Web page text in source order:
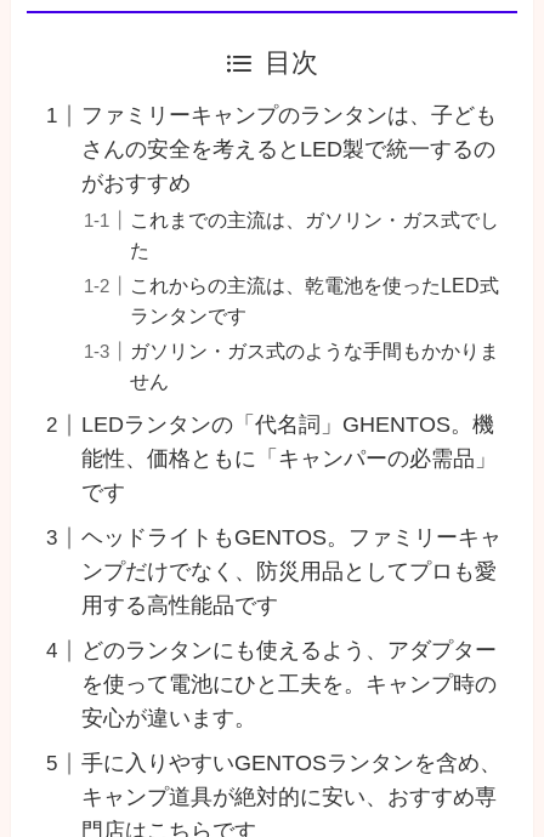
目次
ファミリーキャンプのランタンは、子ども
さんの安全を考えるとLED製で統一するの
がおすすめ
これまでの主流は、ガソリン・ガス式でし
た
これからの主流は、乾電池を使ったLED式
ランタンです
ガソリン・ガス式のような手間もかかりま
せん
LEDランタンの「代名詞」GHENTOS。機
能性、価格ともに「キャンパーの必需品」
です
ヘッドライトもGENTOS。ファミリーキャ
ンプだけでなく、防災用品としてプロも愛
用する高性能品です
どのランタンにも使えるよう、アダプター
を使って電池にひと工夫を。キャンプ時の
安心が違います。
手に入りやすいGENTOSランタンを含め、
キャンプ道具が絶対的に安い、おすすめ専
門店はこちらです